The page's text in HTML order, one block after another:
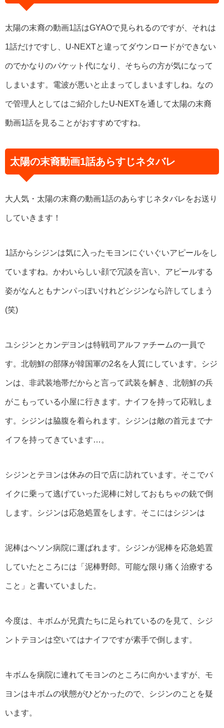
太陽の末裔の動画1話はGYAOで見られるのですが、それは
1話だけですし、U-NEXTと違ってダウンロードができない
のでかなりのパケット代になり、そちらの方が気になって
しまいます。電波が悪いと止まってしまいますしね。なの
で管理人としてはご紹介したU-NEXTを通して太陽の末裔
動画1話を見ることがおすすめですね。
太陽の末裔動画1話あらすじネタバレ
大人気・太陽の末裔の動画1話のあらすじネタバレをお送り
していきます！
1話からシジンは気に入ったモヨンにぐいぐいアピールをし
ていますね。かわいらしい顔で冗談を言い、アピールする
姿がなんともナンパっぽいけれどシジンなら許してしまう
(笑)
ユシジンとカンデヨンは特戦司アルファチームの一員で
す。北朝鮮の部隊が韓国軍の2名を人質にしています。シジ
ンは、非武装地帯だからと言って武装を解き、北朝鮮の兵
がこもっている小屋に行きます。ナイフを持って応戦しま
す。シジンは脇腹を着られます。シジンは敵の首元までナ
イフを持ってきています…。
シジンとテヨンは休みの日で店に訪れています。そこでバ
イクに乗って逃げていった泥棒に対しておもちゃの銃で倒
します。シジンは応急処置をします。そこにはシジンは
泥棒はヘソン病院に運ばれます。シジンが泥棒を応急処置
していたところには「泥棒野郎。可能な限り痛く治療する
こと」と書いていました。
今度は、キボムが兄貴たちに足られているのを見て、シジ
ントテヨンは空いてはナイフですが素手で倒します。
キボムを病院に連れてモヨンのところに向かいますが、モ
ヨンはキボムの状態がひどかったので、シジンのことを疑
います。